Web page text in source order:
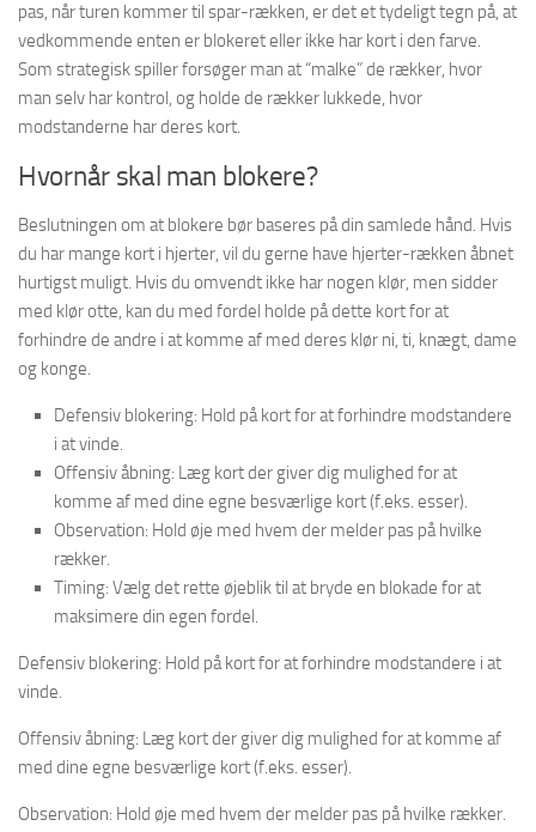
pas, når turen kommer til spar-rækken, er det et tydeligt tegn på, at
vedkommende enten er blokeret eller ikke har kort i den farve.
Som strategisk spiller forsøger man at “malke” de rækker, hvor
man selv har kontrol, og holde de rækker lukkede, hvor
modstanderne har deres kort.
Hvornår skal man blokere?
Beslutningen om at blokere bør baseres på din samlede hånd. Hvis
du har mange kort i hjerter, vil du gerne have hjerter-rækken åbnet
hurtigst muligt. Hvis du omvendt ikke har nogen klør, men sidder
med klør otte, kan du med fordel holde på dette kort for at
forhindre de andre i at komme af med deres klør ni, ti, knægt, dame
og konge.
Defensiv blokering: Hold på kort for at forhindre modstandere
i at vinde.
Offensiv åbning: Læg kort der giver dig mulighed for at
komme af med dine egne besværlige kort (f.eks. esser).
Observation: Hold øje med hvem der melder pas på hvilke
rækker.
Timing: Vælg det rette øjeblik til at bryde en blokade for at
maksimere din egen fordel.
Defensiv blokering: Hold på kort for at forhindre modstandere i at
vinde.
Offensiv åbning: Læg kort der giver dig mulighed for at komme af
med dine egne besværlige kort (f.eks. esser).
Observation: Hold øje med hvem der melder pas på hvilke rækker.